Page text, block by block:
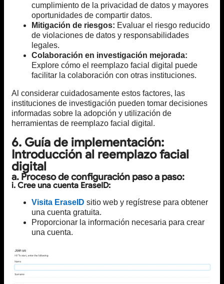
cumplimiento de la privacidad de datos y mayores
oportunidades de compartir datos.
Mitigación de riesgos: Evaluar el riesgo reducido
de violaciones de datos y responsabilidades
legales.
Colaboración en investigación mejorada:
Explore cómo el reemplazo facial digital puede
facilitar la colaboración con otras instituciones.
Al considerar cuidadosamente estos factores, las
instituciones de investigación pueden tomar decisiones
informadas sobre la adopción y utilización de
herramientas de reemplazo facial digital.
6. Guía de implementación:
Introducción al reemplazo facial
digital
a. Proceso de configuración paso a paso:
i. Cree una cuenta EraseID:
Visita EraseID sitio web y regístrese para obtener
una cuenta gratuita.
Proporcionar la información necesaria para crear
una cuenta.